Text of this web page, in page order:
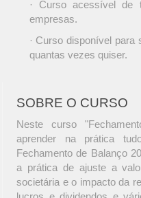
· Curso acessível de
empresas.
· Curso disponível
quantas vezes quiser.
SOBRE O CURSO
Neste curso
aprender na prática
Fechamento de Balanço
a prática de ajuste a
societária e o impacto da